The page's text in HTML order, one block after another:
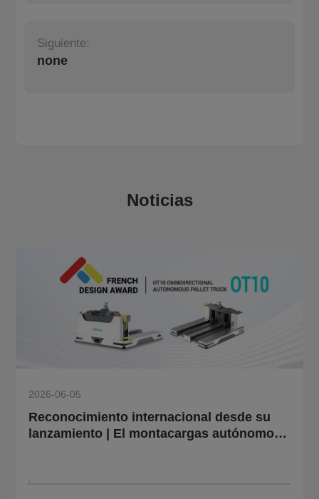
Siguiente:
none
Noticias
2026-06-05
Reconocimiento internacional desde su
lanzamiento | El montacargas autónomo